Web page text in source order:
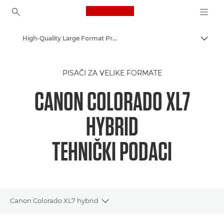
Canon Logo, back to
Rješenja i usluge
Poslovni proizvodi
High-Quality Large Format Printers for CAD/GIS and Stunning Graphics
PISAČI ZA VELIKE FORMATE
CANON COLORADO XL7
HYBRID
TEHNIČKI PODACI
Canon Colorado XL7 hybrid
Toggle breadcrumbs